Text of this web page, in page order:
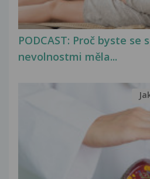
PODCAST: Proč byste se
nevolnostmi měla...